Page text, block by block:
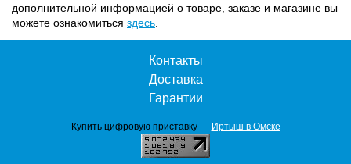
дополнительной информацией о товаре, заказе и магазине вы
можете ознакомиться здесь
Контакты
Доставка
Гарантии
Купить цифровую приставку — Иртыш в Омске